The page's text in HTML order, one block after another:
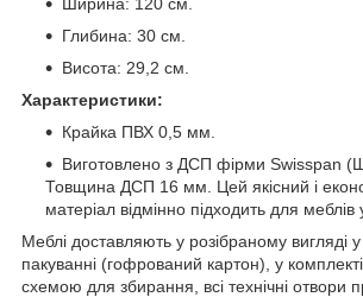
Глибина: 30 см.
Висота: 29,2 см.
Характеристики:
Крайка ПВХ 0,5 мм.
Виготовлено з ДСП фірми Swisspan
Товщина ДСП 16 мм. Цей якісний і
матеріал відмінно підходить для меблів
Меблі доставляють у розібраному вигляді
пакуванні (гофрований картон), у
схемою для збирання, всі технічні отвори